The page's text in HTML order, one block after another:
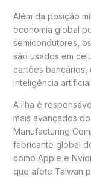
Além da posição
economia global
semicondutores,
são usados em
cartões bancários,
inteligência
A ilha é
mais avançados
Manufacturing
fabricante global
como Apple e
que afete Taiwan